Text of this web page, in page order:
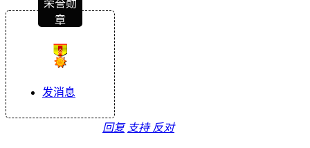
荣誉勋
章
发消息
回复 支持 反对